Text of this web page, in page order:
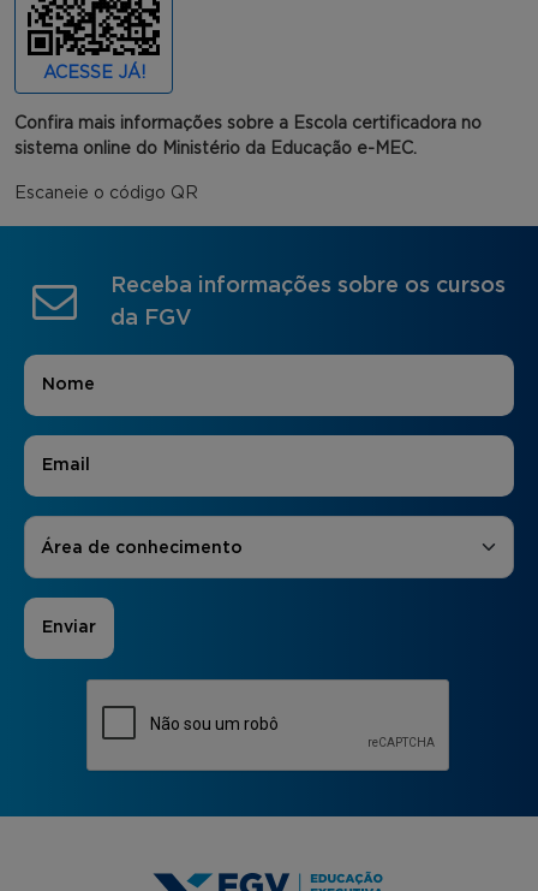
ACESSE JÁ!
Confira mais informações sobre a Escola certificadora no
sistema online do Ministério da Educação e-MEC.
Escaneie o código QR
Receba informações sobre os cursos
da FGV
Nome
E-mail
Áreas de Interesse
Área de conhecimento